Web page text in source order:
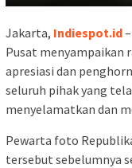
Jakarta, Indiespot.id
Pusat menyampaikan
apresiasi dan
seluruh pihak yang
menyelamatkan dan
Pewarta foto
tersebut sebelumnya